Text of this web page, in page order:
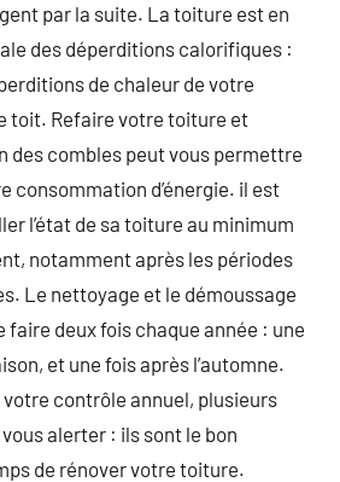
par la suite. La toiture est en
des déperditions calorifiques :
de chaleur de votre
toit. Refaire votre toiture et
des combles peut vous permettre
consommation d’énergie. il est
l’état de sa toiture au minimum
notamment après les périodes
Le nettoyage et le démoussage
faire deux fois chaque année : une
et une fois après l’automne.
contrôle annuel, plusieurs
alerter : ils sont le bon
de rénover votre toiture.